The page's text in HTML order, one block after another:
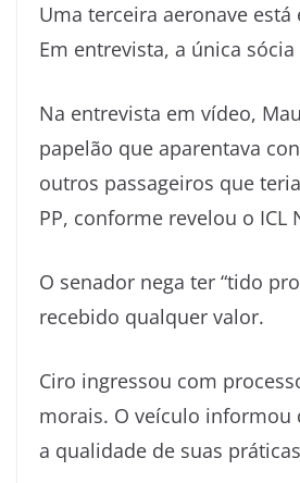
Uma terceira aeronave
Em entrevista, a única
Na entrevista em vídeo,
papelão que aparentava
outros passageiros que
PP, conforme revelou o ICL
O senador nega ter “tido
recebido qualquer valor.
Ciro ingressou com
morais. O veículo informou
a qualidade de suas